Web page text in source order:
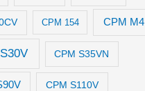
CPM 154 CPM M4
CPM S35VN
CPM S110V